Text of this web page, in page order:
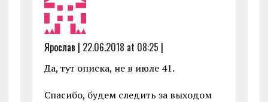
Ярослав | 22.06.2018 at 08:25 |
Да, тут описка, не в июле 41.
Спасибо, будем следить за выходом